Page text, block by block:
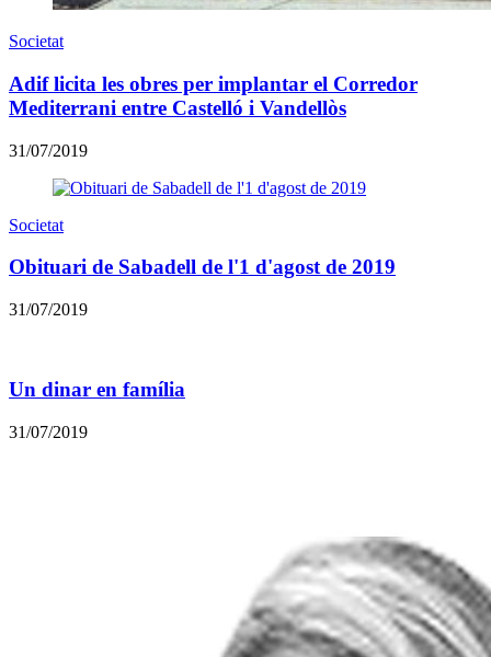
Societat
Adif licita les obres per implantar el Corredor
Mediterrani entre Castelló i Vandellòs
31/07/2019
Societat
Obituari de Sabadell de l'1 d'agost de 2019
31/07/2019
Un dinar en família
31/07/2019